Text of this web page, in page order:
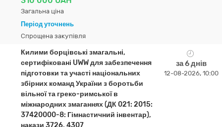
Загальна ціна
Період уточнень
Спрощена закупівля
Килими борцівські змагальні,
сертифіковані UWW для забезпечення
підготовки та участі національних
збірних команд України з боротьби
вільної та греко-римської в
міжнародних змаганнях (ДК 021: 2015:
37420000-8: Гімнастичний інвентар),
накази 3726, 4307
за 6 днів
12-08-2026, 10:00